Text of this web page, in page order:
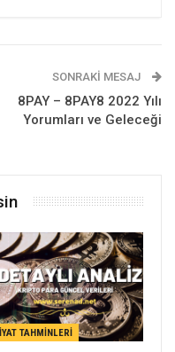
SONRAKI MESAJ
8PAY – 8PAY8 2022 Yılı
Yorumları ve Geleceği
TAHMINLERI